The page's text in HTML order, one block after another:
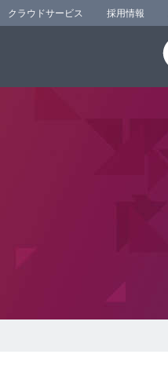
クラウドサービス 採用情報